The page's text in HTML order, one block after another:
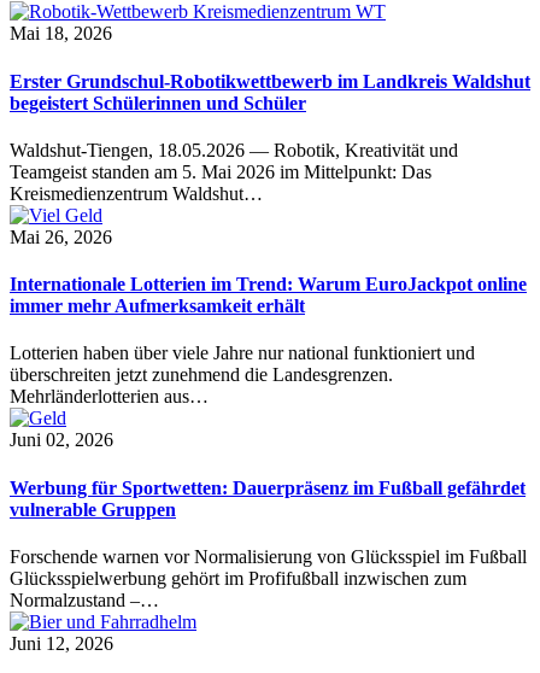
Mai 18, 2026
Erster Grundschul-Robotikwettbewerb im Landkreis Waldshut
begeistert Schülerinnen und Schüler
Waldshut-Tiengen, 18.05.2026 — Robotik, Kreativität und
Teamgeist standen am 5. Mai 2026 im Mittelpunkt: Das
Kreismedienzentrum Waldshut…
Mai 26, 2026
Internationale Lotterien im Trend: Warum EuroJackpot online
immer mehr Aufmerksamkeit erhält
Lotterien haben über viele Jahre nur national funktioniert und
überschreiten jetzt zunehmend die Landesgrenzen.
Mehrländerlotterien aus…
Juni 02, 2026
Werbung für Sportwetten: Dauerpräsenz im Fußball gefährdet
vulnerable Gruppen
Forschende warnen vor Normalisierung von Glücksspiel im Fußball
Glücksspielwerbung gehört im Profifußball inzwischen zum
Normalzustand –…
Juni 12, 2026